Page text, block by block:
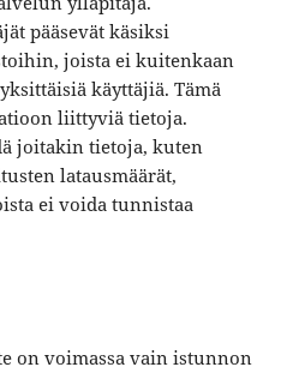
pääsevät käsiksi
joista ei kuitenkaan
käyttäjiä. Tämä
liittyviä tietoja.
joitakin tietoja, kuten
latausmäärät,
ei voida tunnistaa
on voimassa vain istunnon